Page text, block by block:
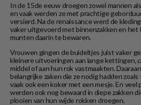
In de 15de eeuw droegen zowel mannen
en vaak werden ze met prachtige
versierd. Na de renaissance werd de
vaker uitgevoerd met binnenzakken en het
munten daarin te bewaren.
Vrouwen gingen de buideltjes juist vaker
kleinere uitvoeringen aan lange kettingen,
middel of aan hun rok vastmaakten.
belangrijke zaken die ze nodig hadden
vaak ook een koker met een mesje. En veel
werden ook nog bewaard in diepe zakken
plooien van hun wijde rokken droegen.